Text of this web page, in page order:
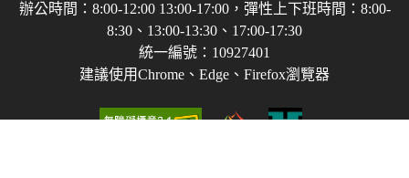
辦公時間：8:00-12:00 13:00-17:00，彈性上下班時間：8:00-
8:30、13:00-13:30、17:00-17:30
統一編號：10927401
建議使用Chrome、Edge、Firefox瀏覽器